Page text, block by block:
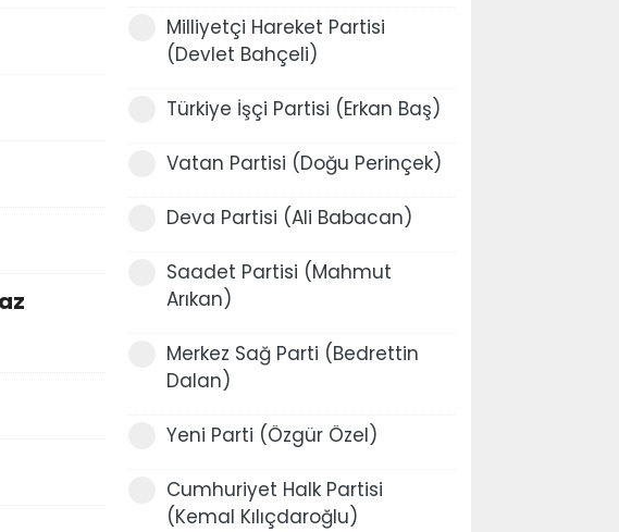
Milliyetçi Hareket Partisi
(Devlet Bahçeli)
Türkiye İşçi Partisi (Erkan Baş)
Vatan Partisi (Doğu Perinçek)
Deva Partisi (Ali Babacan)
Saadet Partisi (Mahmut
Arıkan)
Merkez Sağ Parti (Bedrettin
Dalan)
Yeni Parti (Özgür Özel)
Cumhuriyet Halk Partisi
(Kemal Kılıçdaroğlu)